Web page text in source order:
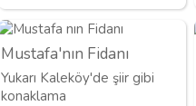
Mustafa'nın Fidanı
Yukarı Kaleköy'de şiir gibi
konaklama